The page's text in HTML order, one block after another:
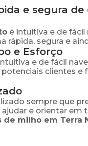
e segura
é intuitiva e de
rápida, segura e
e Esforço
e de fácil
clientes e
sempre que
e orientar em
de milho em Terra